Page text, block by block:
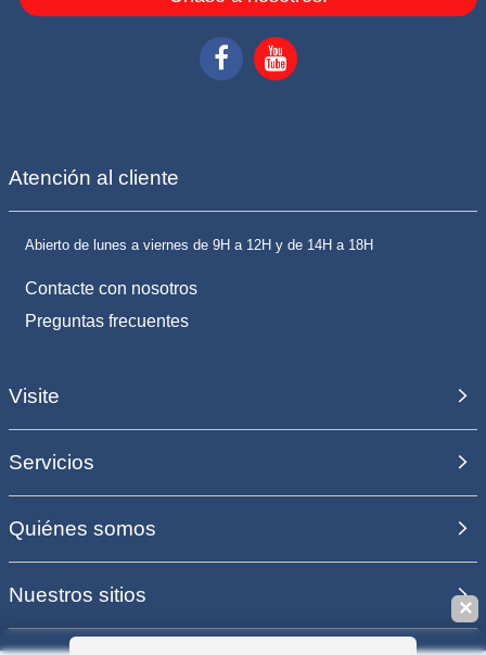
Atención al cliente
Abierto de lunes a viernes de 9H a 12H y de 14H a 18H
Contacte con nosotros
Preguntas frecuentes
Visite
Servicios
Quiénes somos
Nuestros sitios
✕